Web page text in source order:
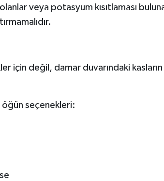
veya potasyum kısıtlaması
için değil, damar duvarındaki kasların
öğün seçenekleri: